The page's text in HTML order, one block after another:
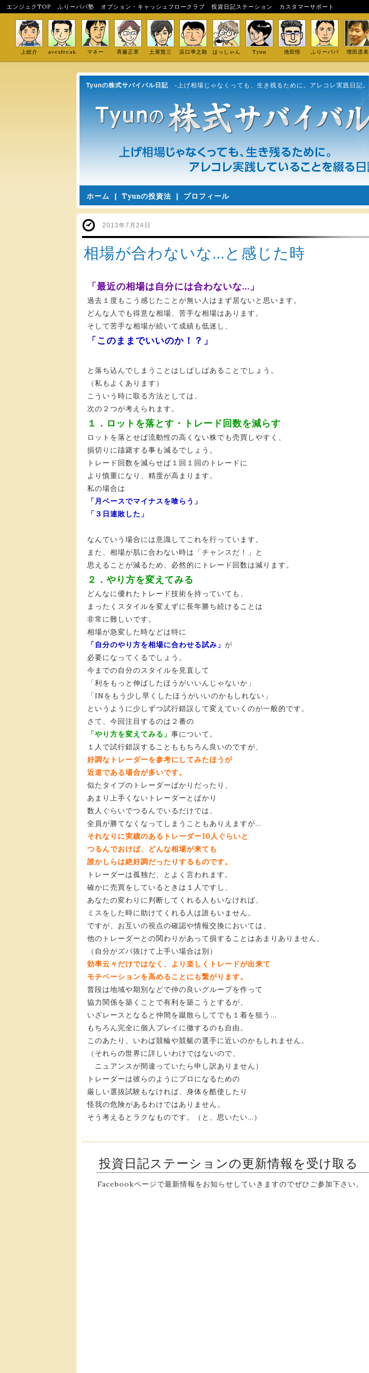
エンジュクTOP ふりーパパ塾 オプション・キャッシュフロークラブ 投資日記ステーション カスタマーサポート
上総介 avexfreak マネー 斉藤正章 土屋賢三 浜口準之助 はっしゃん Tyun 池田悟 ふりーパパ 増田丞美
Tyunの株式サバイバル日記 -上げ相場じゃなくっても、生き残るために。アレコレ実践日記。
ホーム | Tyunの投資法 | プロフィール
2013年7月24日
相場が合わないな…と感じた時
「最近の相場は自分には合わないな…」
過去１度もこう感じたことが無い人はまず居ないと思います。
どんな人でも得意な相場、苦手な相場はあります。
そして苦手な相場が続いて成績も低迷し、
「このままでいいのか！？」
と落ち込んでしまうことはしばしばあることでしょう。
（私もよくあります）
こういう時に取る方法としては、
次の２つが考えられます。
１．ロットを落とす・トレード回数を減らす
ロットを落とせば流動性の高くない株でも売買しやすく、
損切りに躊躇する事も減るでしょう。
トレード回数を減らせば１回１回のトレードに
より慎重になり、精度が高まります。
私の場合は
「月ベースでマイナスを喰らう」
「３日連敗した」
なんていう場合には意識してこれを行っています。
また、相場が肌に合わない時は「チャンスだ！」と
思えることが減るため、必然的にトレード回数は減ります。
２．やり方を変えてみる
どんなに優れたトレード技術を持っていても、
まったくスタイルを変えずに長年勝ち続けることは
非常に難しいです。
相場が急変した時などは特に
「自分のやり方を相場に合わせる試み」 が
必要になってくるでしょう。
今までの自分のスタイルを見直して
「利をもっと伸ばしたほうがいいんじゃないか」
「INをもう少し早くしたほうがいいのかもしれない」
というように少しずつ試行錯誤して変えていくのが一般的です。
さて、今回注目するのは２番の
「やり方を変えてみる」 事について。
１人で試行錯誤することももちろん良いのですが、
好調なトレーダーを参考にしてみたほうが
近道である場合が多いです。
似たタイプのトレーダーばかりだったり、
あまり上手くないトレーダーとばかり
数人ぐらいでつるんでいるだけでは、
全員が勝てなくなってしまうこともありえますが…
それなりに実績のあるトレーダー10人ぐらいと
つるんでおけば、どんな相場が来ても
誰かしらは絶好調だったりするものです。
トレーダーは孤独だ、とよく言われます。
確かに売買をしているときは１人ですし、
あなたの変わりに判断してくれる人もいなければ、
ミスをした時に助けてくれる人は誰もいません。
ですが、お互いの視点の確認や情報交換においては、
他のトレーダーとの関わりがあって損することはあまりありません。
（自分がズバ抜けて上手い場合は別）
効率云々だけではなく、より楽しくトレードが出来て
モチベーションを高めることにも繋がります。
普段は地域や期別などで仲の良いグループを作って
協力関係を築くことで有利を築こうとするが、
いざレースとなると仲間を蹴散らしてでも１着を狙う…
もちろん完全に個人プレイに徹するのも自由。
このあたり、いわば競輪や競艇の選手に近いのかもしれません。
（それらの世界に詳しいわけではないので、
ニュアンスが間違っていたら申し訳ありません）
トレーダーは彼らのようにプロになるための
厳しい選抜試験もなければ、身体を酷使したり
怪我の危険があるわけではありません。
そう考えるとラクなものです。（と、思いたい…）
投資日記ステーションの更新情報を受け取る
Facebookページで最新情報をお知らせしていきますのでぜひご参加下さい。